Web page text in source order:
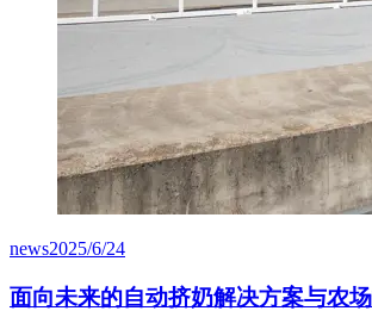
news2025/6/24
面向未来的自动挤奶解决方案与农